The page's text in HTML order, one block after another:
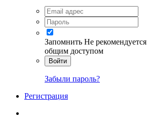
Запомнить Не
общим доступом
Войти
Забыли пароль?
Регистрация